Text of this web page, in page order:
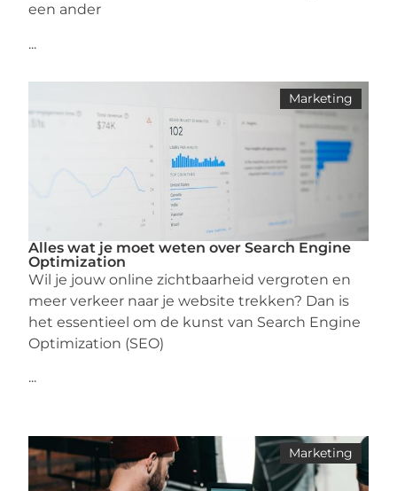
een ander
...
Marketing
Alles wat je moet weten over Search Engine
Optimization
Wil je jouw online zichtbaarheid vergroten en
meer verkeer naar je website trekken? Dan is
het essentieel om de kunst van Search Engine
Optimization (SEO)
...
Marketing